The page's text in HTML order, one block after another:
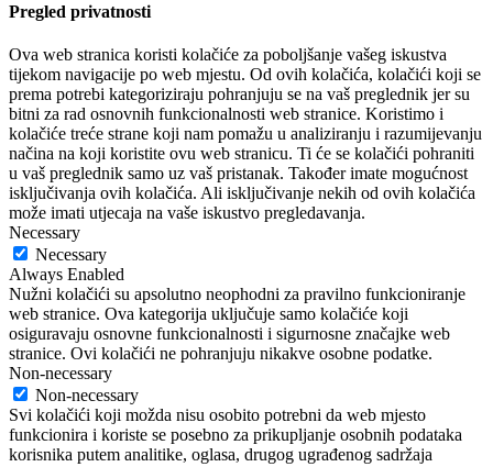
Pregled privatnosti
Ova web stranica koristi kolačiće za poboljšanje vašeg iskustva
tijekom navigacije po web mjestu. Od ovih kolačića, kolačići koji se
prema potrebi kategoriziraju pohranjuju se na vaš preglednik jer su
bitni za rad osnovnih funkcionalnosti web stranice. Koristimo i
kolačiće treće strane koji nam pomažu u analiziranju i razumijevanju
načina na koji koristite ovu web stranicu. Ti će se kolačići pohraniti
u vaš preglednik samo uz vaš pristanak. Također imate mogućnost
isključivanja ovih kolačića. Ali isključivanje nekih od ovih kolačića
može imati utjecaja na vaše iskustvo pregledavanja.
Necessary
Necessary
Always Enabled
Nužni kolačići su apsolutno neophodni za pravilno funkcioniranje
web stranice. Ova kategorija uključuje samo kolačiće koji
osiguravaju osnovne funkcionalnosti i sigurnosne značajke web
stranice. Ovi kolačići ne pohranjuju nikakve osobne podatke.
Non-necessary
Non-necessary
Svi kolačići koji možda nisu osobito potrebni da web mjesto
funkcionira i koriste se posebno za prikupljanje osobnih podataka
korisnika putem analitike, oglasa, drugog ugrađenog sadržaja